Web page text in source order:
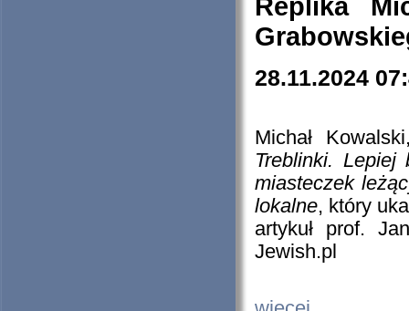
Replika
28.11.2024
Michał
Treblinki. Lepiej
miasteczek
lokalne, który
artykuł prof.
Jewish.pl